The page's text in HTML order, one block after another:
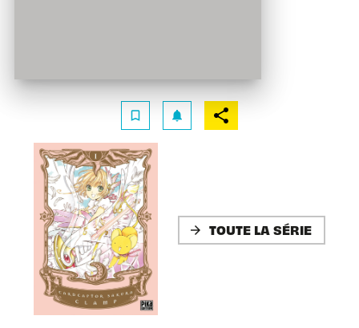
bookmark_border notifications
arrow_forward TOUTE LA SÉRIE